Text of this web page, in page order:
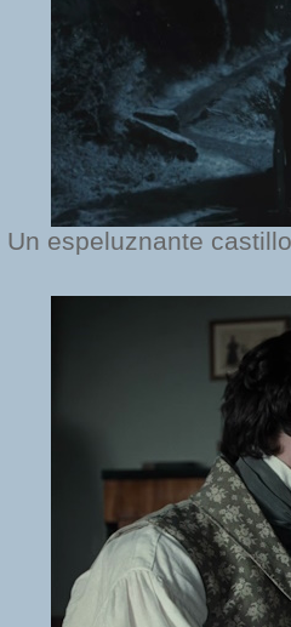
Un espeluznante